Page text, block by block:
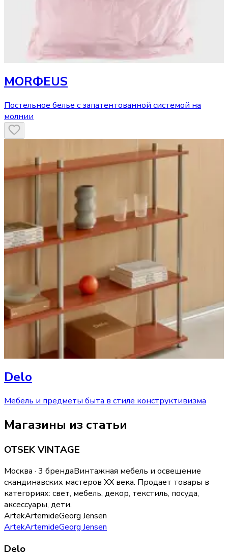
MORФEUS
Постельное белье с запатентованной системой на
молнии
Delo
Мебель и предметы быта в стиле конструктивизма
Магазины из статьи
OTSEK VINTAGE
Москва · 3 брендаВинтажная мебель и освещение
скандинавских мастеров XX века. Продает товары в
категориях: свет, мебель, декор, текстиль, посуда,
аксессуары, дети.
ArtekArtemideGeorg Jensen
ArtekArtemideGeorg Jensen
Delo